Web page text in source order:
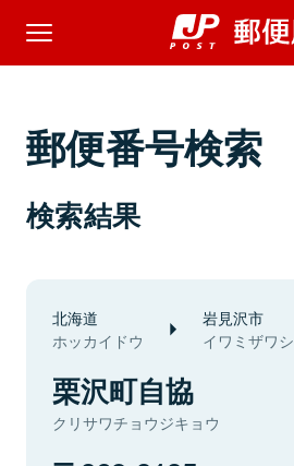
郵便番号検索
検索結果
北海道
ホッカイドウ
岩見沢市
イワミザワシ
栗沢町自協
クリサワチョウジキョウ